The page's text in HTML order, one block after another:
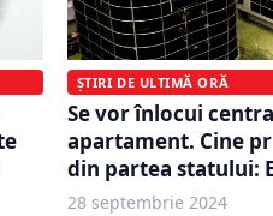
ȘTIRI DE ULTIMĂ ORĂ
Se vor înlocui
apartament. Cine
din partea statului:
28 septembrie 2024